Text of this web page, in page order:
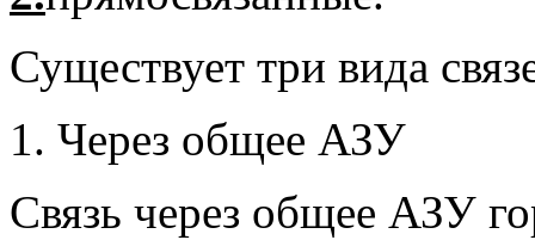
Существует три вида
1. Через общее АЗУ
Связь через общее АЗУ